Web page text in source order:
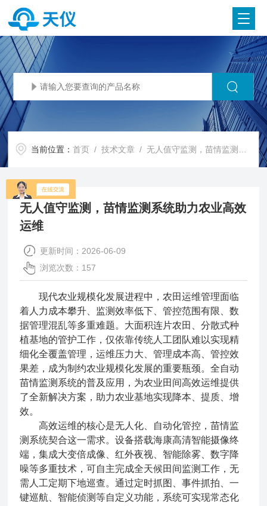
当前位置：首页 /技术文章 / 无人值守监测，苗情监测系统助力农业高效运维
无人值守监测，苗情监测系统助力农业高效
运维
更新时间：2026-06-09
浏览次数：157
现代农业规模化发展进程中，农田运维管理面临
着人力成本攀升、监测效率低下、管控范围有限、数
据管理混乱等多重难题。大面积连片农田、分散式种
植基地的管护工作，仅依靠传统人工团队难以实现精
细化全覆盖管理，运维压力大、管理成本高、管控效
果差，成为制约农业规模化发展的重要瓶颈。全自动
苗情监测系统的普及应用，为农业田间高效运维提供
了全新解决方案，助力农业基地实现降本、提质、增
效。
高效运维的核心是无人化、自动化管控，苗情监
测系统契合这一需求。设备搭载海康高清智能摄像终
端，集成大变倍成像、红外夜视、智能除雾、数字降
噪等多重技术，可自主完成全天候田间监测工作，无
需人工定期下地巡查。通过定时抓图、事件抓拍、一
键巡航、智能侦测等自定义功能，系统可实现常态化